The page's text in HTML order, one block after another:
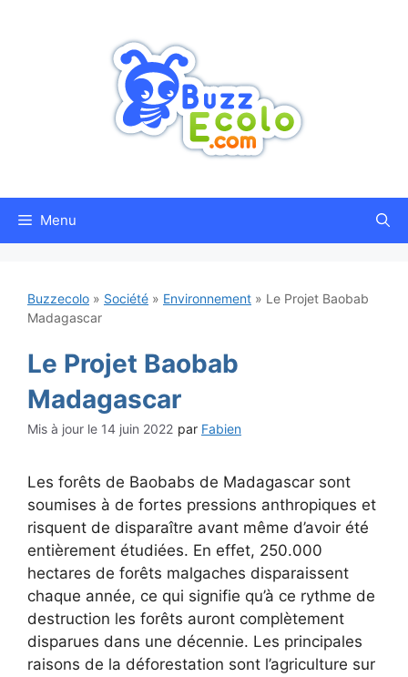
Menu
Buzzecolo » Société » Environnement » Le Projet Baobab
Madagascar
Le Projet Baobab
Madagascar
14 juin 2022 par Fabien
Les forêts de Baobabs de Madagascar sont
soumises à de fortes pressions anthropiques et
risquent de disparaître avant même d’avoir été
entièrement étudiées. En effet, 250.000
hectares de forêts malgaches disparaissent
chaque année, ce qui signifie qu’à ce rythme de
destruction les forêts auront complètement
disparues dans une décennie. Les principales
raisons de la déforestation sont l’agriculture sur